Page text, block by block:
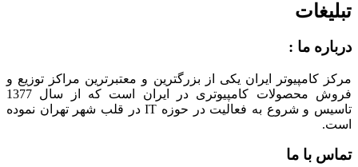
تبلیغات
درباره ما :
مرکز کامپیوتر ایران یکی از بزرگترین و معتبرترین مراکز توزیع و
فروش محصولات کامپیوتری در ایران است که از سال 1377
تاسیس و شروع به فعالیت در حوزه IT در قلب شهر تهران نموده
است.
تماس با ما